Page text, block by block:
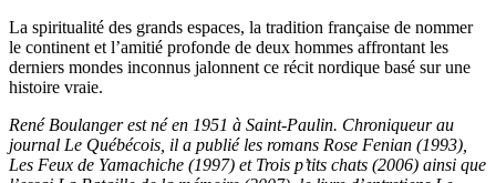
La spiritualité des grands espaces, la tradition française de nommer
le continent et l’amitié profonde de deux hommes affrontant les
derniers mondes inconnus jalonnent ce récit nordique basé sur une
histoire vraie.
René Boulanger est né en 1951 à Saint-Paulin. Chroniqueur au
journal Le Québécois, il a publié les romans Rose Fenian (1993),
Les Feux de Yamachiche (1997) et Trois p’tits chats (2006) ainsi que